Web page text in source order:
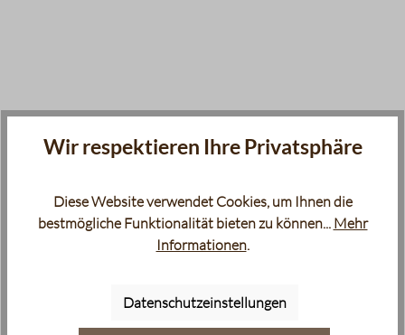
Wir respektieren Ihre Privatsphäre
Diese Website verwendet Cookies, um Ihnen die
bestmögliche Funktionalität bieten zu können... Mehr
Informationen.
Datenschutzeinstellungen